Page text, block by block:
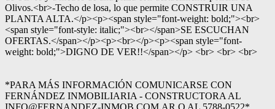
Olivos.<br>-Techo de losa, lo que permite CONSTRUIR UNA
PLANTA ALTA.</p><p><span style="font-weight: bold;"><br>
<span style="font-style: italic;"><br></span>SE ESCUCHAN
OFERTAS.</span></p><p><br></p><p><span style="font-
weight: bold;">DIGNO DE VER!!</span></p> <br> <br> <br>
*PARA MÁS INFORMACIÓN COMUNICARSE CON
FERNÁNDEZ INMOBILIARIA - CONSTRUCTORA AL
INFO@FERNANDEZ-INMOB.COM.AR O AL 5788-0522*